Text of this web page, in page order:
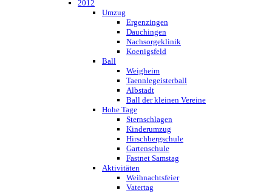
2012
Umzug
Ergenzingen
Dauchingen
Nachsorgeklinik
Koenigsfeld
Ball
Weigheim
Taennlegeisterball
Albstadt
Ball der kleinen Vereine
Hohe Tage
Sternschlagen
Kinderumzug
Hirschbergschule
Gartenschule
Fastnet Samstag
Aktivitäten
Weihnachtsfeier
Vatertag